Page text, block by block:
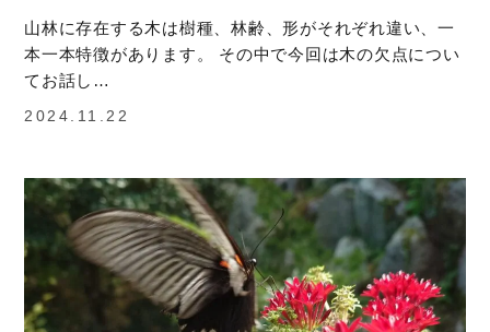
山林に存在する木は樹種、林齢、形がそれぞれ違い、一
本一本特徴があります。 その中で今回は木の欠点につい
てお話し…
2024.11.22